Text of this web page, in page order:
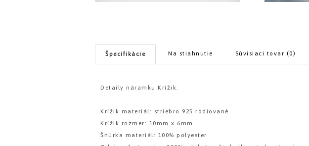
Špecifikácie Na stiahnutie Súvisiaci tovar (0)
Detaily náramku Krížik:
Krížik materiál: striebro 925 ródiované
Krížik rozmer: 10mm x 6mm
Šnúrka materiál: 100% polyester